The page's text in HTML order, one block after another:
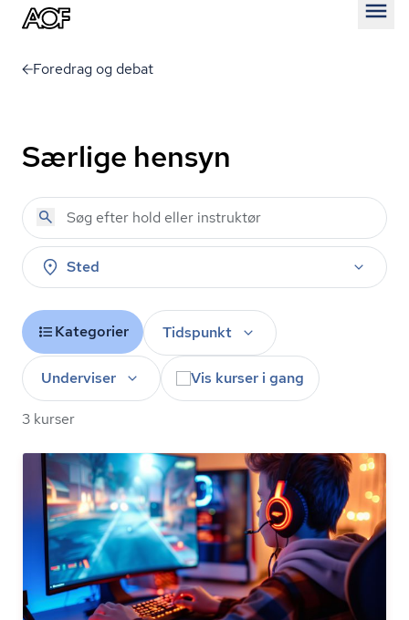
Foredrag og debat
Særlige hensyn
Sted
Kategorier Tidspunkt
Underviser Vis kurser i gang
3 kurser